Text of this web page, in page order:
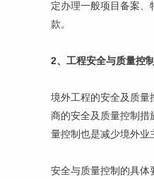
定办理一般项目备案
款。
2、工程安全与质量控制
境外工程的安全及质量
商的安全及质量控制措
量控制也是减少境外业
安全与质量控制的具体